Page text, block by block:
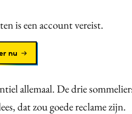
is een account vereist.
nu
allemaal. De drie
dat zou goede reclame zijn.